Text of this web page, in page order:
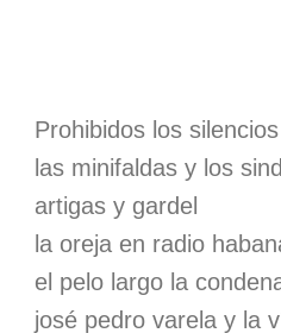
Prohibidos los
las minifaldas y los
artigas y gardel
la oreja en radio
el pelo largo la
josé pedro varela y la